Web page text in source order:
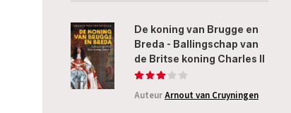
De koning van Brugge en
Breda - Ballingschap van
de Britse koning Charles II
AuteurArnout van Cruyningen